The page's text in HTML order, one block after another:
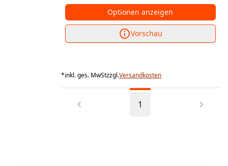
Optionen anzeigen
Vorschau
*inkl. ges. MwStzzgl.Versandkosten
1